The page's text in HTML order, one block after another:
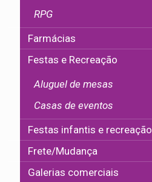
RPG
Farmácias
Festas e Recreação
Aluguel de mesas
Casas de eventos
Festas infantis e recreação
Frete/Mudança
Galerias comerciais